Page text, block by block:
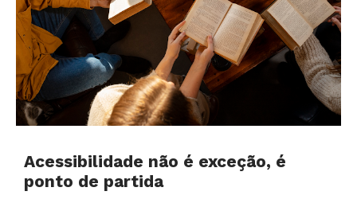
Acessibilidade não é exceção, é
ponto de partida